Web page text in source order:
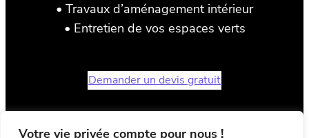
Votre vie privée compte pour nous !
• Travaux d’aménagement intérieur
• Entretien de vos espaces verts
Demander un devis gratuit